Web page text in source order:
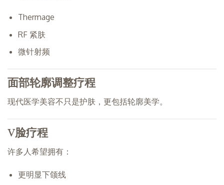
Thermage
RF 紧肤
微针射频
面部轮廓调整疗程
现代医学美容不只是护肤，更包括轮廓美学。
V脸疗程
许多人希望拥有：
更明显下颌线